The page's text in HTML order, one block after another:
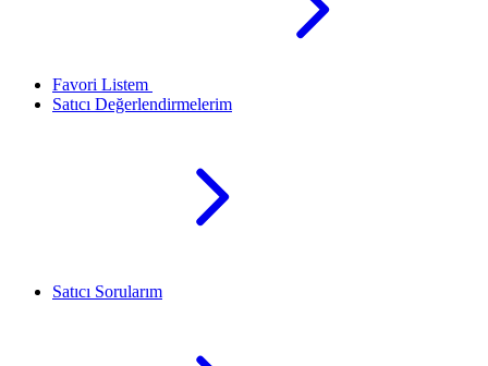
Favori Listem
Satıcı Değerlendirmelerim
Satıcı Sorularım